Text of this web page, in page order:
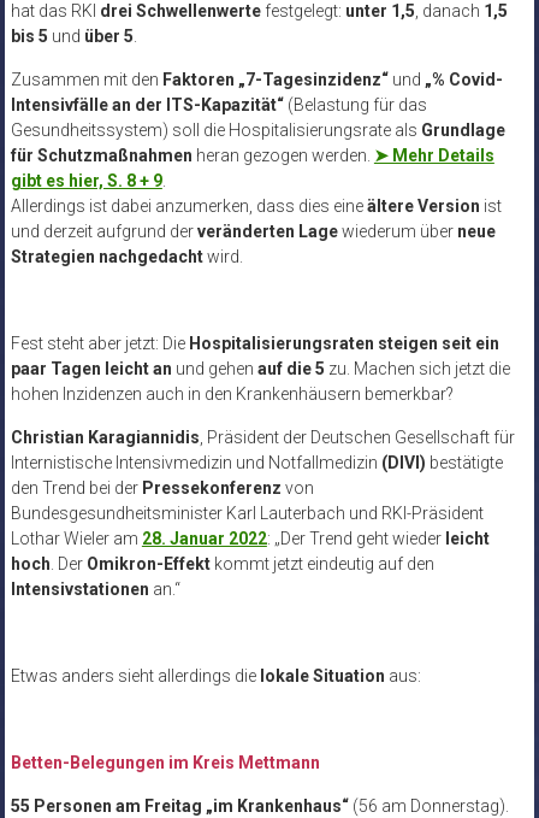
hat das RKI drei Schwellenwertefestgelegt: unter 1,5, danach 1,5
bis 5 und über 5.
Zusammen mit den Faktoren „7-Tagesinzidenz“und „% Covid-
Intensivfälle an der ITS-Kapazität“(Belastung für das
Gesundheitssystem) soll die Hospitalisierungsrate als Grundlage
für Schutzmaßnahmen heran gezogen werden. ➤ Mehr Details
gibt es hier, S. 8 + 9.
Allerdings ist dabei anzumerken, dass dies eineältere Version ist
und derzeit aufgrund derveränderten Lagewiederum über neue
Strategien nachgedachtwird.
Fest steht aber jetzt: Die Hospitalisierungsraten steigen seit ein
paar Tagen leicht an und gehen auf die 5 zu. Machen sich jetzt die
hohen Inzidenzen auch in den Krankenhäusern bemerkbar?
Christian Karagiannidis, Präsident der Deutschen Gesellschaft für
Internistische Intensivmedizin und Notfallmedizin (DIVI) bestätigte
den Trend bei der Pressekonferenz von
Bundesgesundheitsminister Karl Lauterbach und RKI-Präsident
Lothar Wieler am 28. Januar 2022: „Der Trend geht wieder leicht
hoch. Der Omikron-Effektkommt jetzt eindeutig auf den
Intensivstationen an.“
Etwas anders sieht allerdings dielokale Situation aus:
Betten-Belegungen im Kreis Mettmann
55 Personen am Freitag „im Krankenhaus“ (56 am Donnerstag).